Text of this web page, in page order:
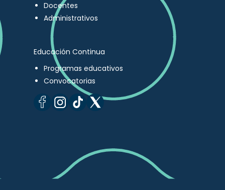
Docentes
Administrativos
Educación Continua
Programas educativos
Convocatorias